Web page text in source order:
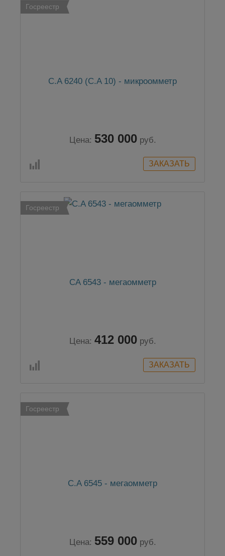
Госреестр
C.A 6240 (C.A 10) - микроомметр
Цена: 530 000 руб.
Госреестр
CA 6543 - мегаомметр
Цена: 412 000 руб.
Госреестр
C.A 6545 - мегаомметр
Цена: 559 000 руб.